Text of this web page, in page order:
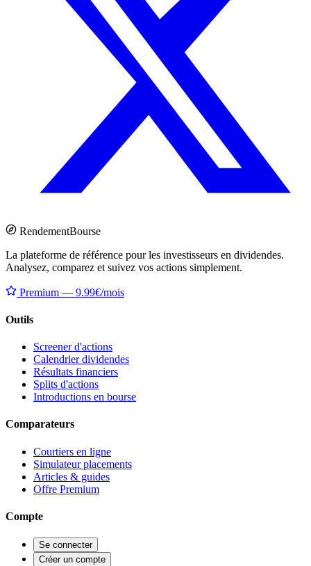
RendementBourse
La plateforme de référence pour les investisseurs en dividendes.
Analysez, comparez et suivez vos actions simplement.
Premium — 9.99€/mois
Outils
Screener d'actions
Calendrier dividendes
Résultats financiers
Splits d'actions
Introductions en bourse
Comparateurs
Courtiers en ligne
Simulateur placements
Articles & guides
Offre Premium
Compte
Se connecter
Créer un compte